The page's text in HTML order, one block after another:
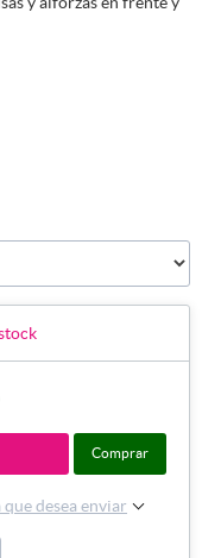
Comprar
desea enviar